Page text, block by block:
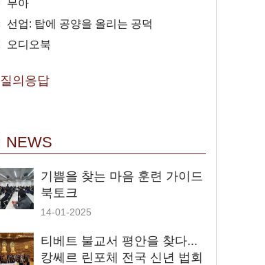
무아
선업: 탑에 공양을 올리는 공덕
오디오북
질의응답
NEWS
기쁨을 찾는 마음 훈련 가이드
북토크
14-01-2025
티베트 불교서 평안을 찾다...
캉쎄르 린포체 전국 신년 법회